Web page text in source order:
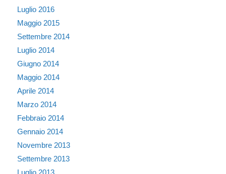
Luglio 2016
Maggio 2015
Settembre 2014
Luglio 2014
Giugno 2014
Maggio 2014
Aprile 2014
Marzo 2014
Febbraio 2014
Gennaio 2014
Novembre 2013
Settembre 2013